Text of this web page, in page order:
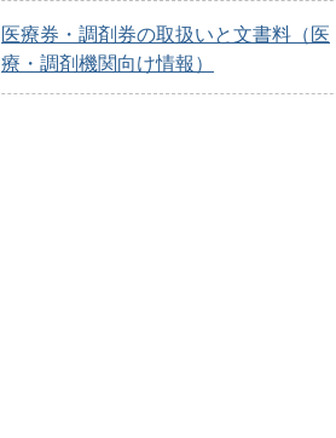
医療券・調剤券の取扱いと文書料（医
療・調剤機関向け情報）